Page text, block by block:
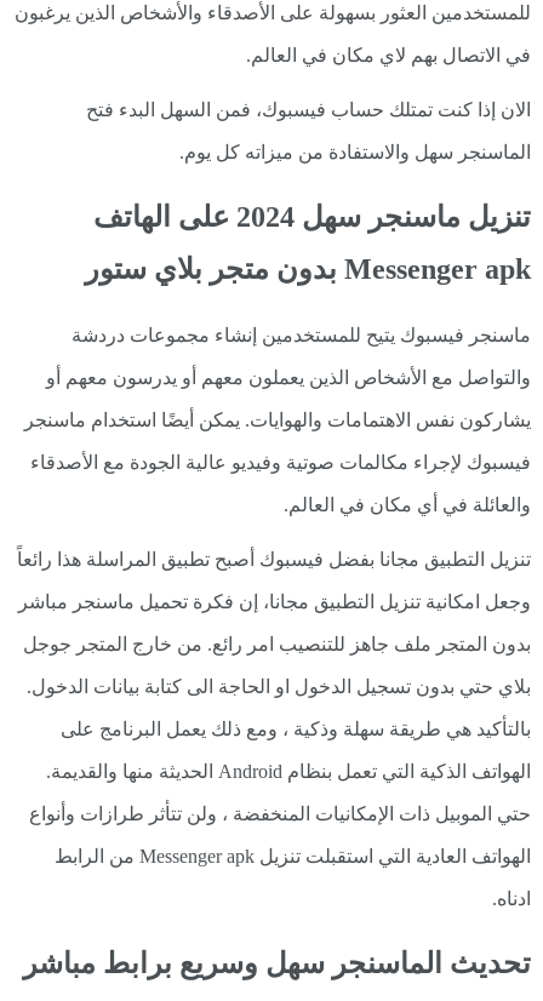
للمستخدمين العثور بسهولة على الأصدقاء والأشخاص الذين يرغبون
في الاتصال بهم لاي مكان في العالم.
الان إذا كنت تمتلك حساب فيسبوك، فمن السهل البدء فتح
الماسنجر سهل والاستفادة من ميزاته كل يوم.
تنزيل ماسنجر سهل 2024 على الهاتف
Messenger apk بدون متجر بلاي ستور
ماسنجر فيسبوك يتيح للمستخدمين إنشاء مجموعات دردشة
والتواصل مع الأشخاص الذين يعملون معهم أو يدرسون معهم أو
يشاركون نفس الاهتمامات والهوايات. يمكن أيضًا استخدام ماسنجر
فيسبوك لإجراء مكالمات صوتية وفيديو عالية الجودة مع الأصدقاء
والعائلة في أي مكان في العالم.
تنزيل التطبيق مجانا بفضل فيسبوك أصبح تطبيق المراسلة هذا رائعاً
وجعل امكانية تنزيل التطبيق مجانا، إن فكرة تحميل ماسنجر مباشر
بدون المتجر ملف جاهز للتنصيب امر رائع. من خارج المتجر جوجل
بلاي حتي بدون تسجيل الدخول او الحاجة الى كتابة بيانات الدخول.
بالتأكيد هي طريقة سهلة وذكية ، ومع ذلك يعمل البرنامج على
الهواتف الذكية التي تعمل بنظام Android الحديثة منها والقديمة.
حتي الموبيل ذات الإمكانيات المنخفضة ، ولن تتأثر طرازات وأنواع
الهواتف العادية التي استقبلت تنزيل Messenger apk من الرابط
ادناه.
تحديث الماسنجر سهل وسريع برابط مباشر